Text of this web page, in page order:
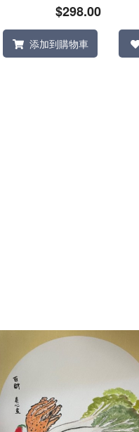
$298.00
添加到購物車